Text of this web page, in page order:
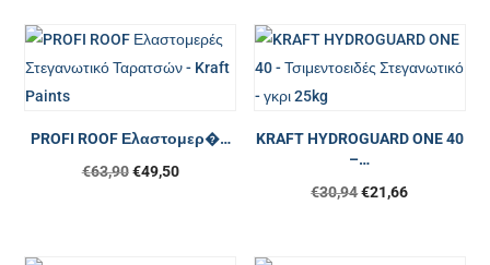
PROFI ROOF Ελαστομερ�…
€63,90 €49,50
KRAFT HYDROGUARD ONE 40
–…
€30,94€21,66